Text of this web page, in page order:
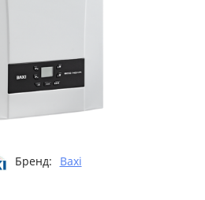
Бренд: Baxi